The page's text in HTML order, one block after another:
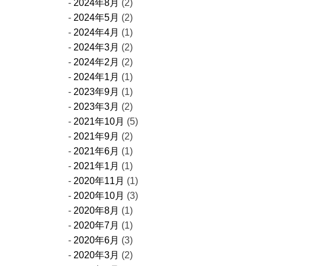
2024年8月 (2)
2024年5月 (2)
2024年4月 (1)
2024年3月 (2)
2024年2月 (2)
2024年1月 (1)
2023年9月 (1)
2023年3月 (2)
2021年10月 (5)
2021年9月 (2)
2021年6月 (1)
2021年1月 (1)
2020年11月 (1)
2020年10月 (3)
2020年8月 (1)
2020年7月 (1)
2020年6月 (3)
2020年3月 (2)